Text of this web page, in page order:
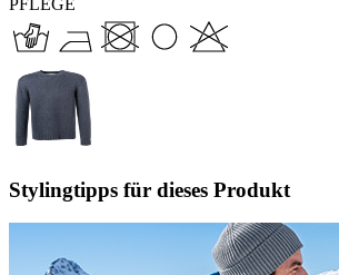
PFLEGE
Stylingtipps für dieses Produkt